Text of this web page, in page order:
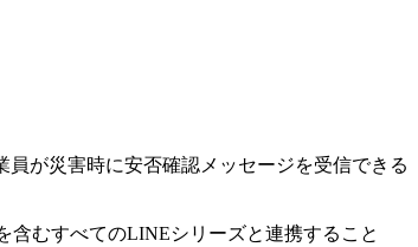
が災害時に安否確認メッセージを受信できる
含むすべてのLINEシリーズと連携すること